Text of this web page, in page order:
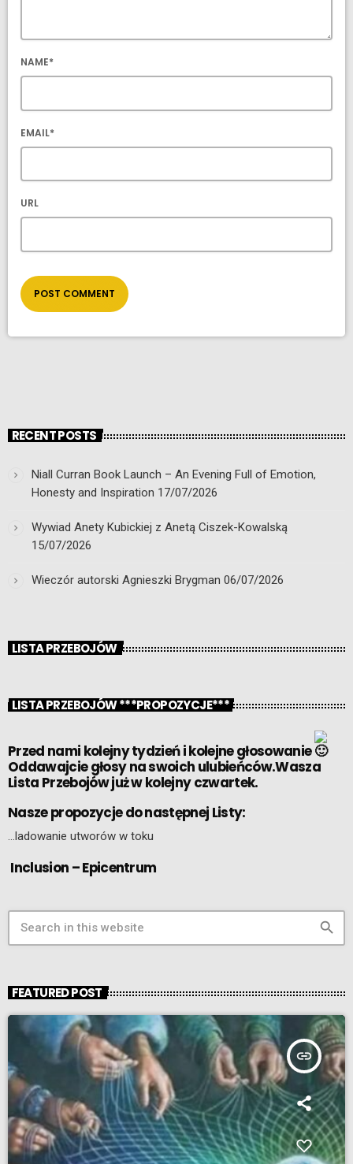
NAME*
EMAIL*
URL
RECENT POSTS
Niall Curran Book Launch – An Evening Full of Emotion,
Honesty and Inspiration 17/07/2026
Wywiad Anety Kubickiej z Anetą Ciszek-Kowalską
15/07/2026
Wieczór autorski Agnieszki Brygman 06/07/2026
LISTA PRZEBOJÓW
LISTA PRZEBOJÓW ***PROPOZYCJE***
Przed nami kolejny tydzień i kolejne głosowanie
Oddawajcie głosy na swoich ulubieńców.Wasza
Lista Przebojów już w kolejny czwartek.
Nasze propozycje do następnej Listy:
…ladowanie utworów w toku
Inclusion – Epicentrum
search
FEATURED POST
insert_link